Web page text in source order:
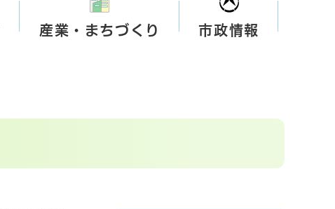
産業・まちづくり 市政情報